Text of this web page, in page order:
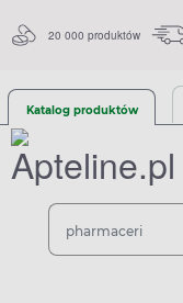
20 000 produktów
Katalog produktów